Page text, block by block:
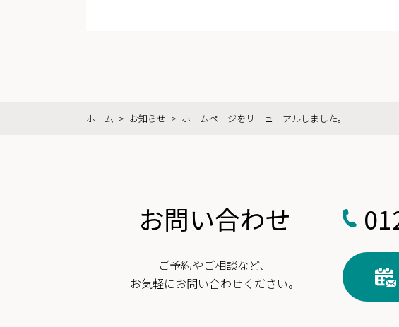
ホーム > お知らせ > ホームページをリニューアルしました。
お問い合わせ
ご予約やご相談など、
お気軽にお問い合わせください。